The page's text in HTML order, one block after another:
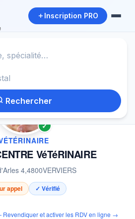
Inscription PRO
Rechercher
✓
VéTéRINAIRE
4,4800VERVIERS
appel ✓ Vérifié
et activer les RDV en ligne →